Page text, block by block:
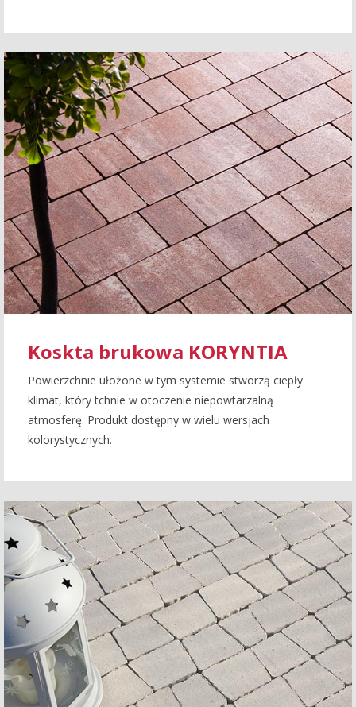
Koskta brukowa KORYNTIA
Powierzchnie ułożone w tym systemie stworzą ciepły
klimat, który tchnie w otoczenie niepowtarzalną
atmosferę. Produkt dostępny w wielu wersjach
kolorystycznych.